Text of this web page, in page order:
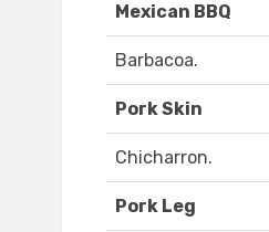
Mexican BBQ
Barbacoa.
Pork Skin
Chicharron.
Pork Leg